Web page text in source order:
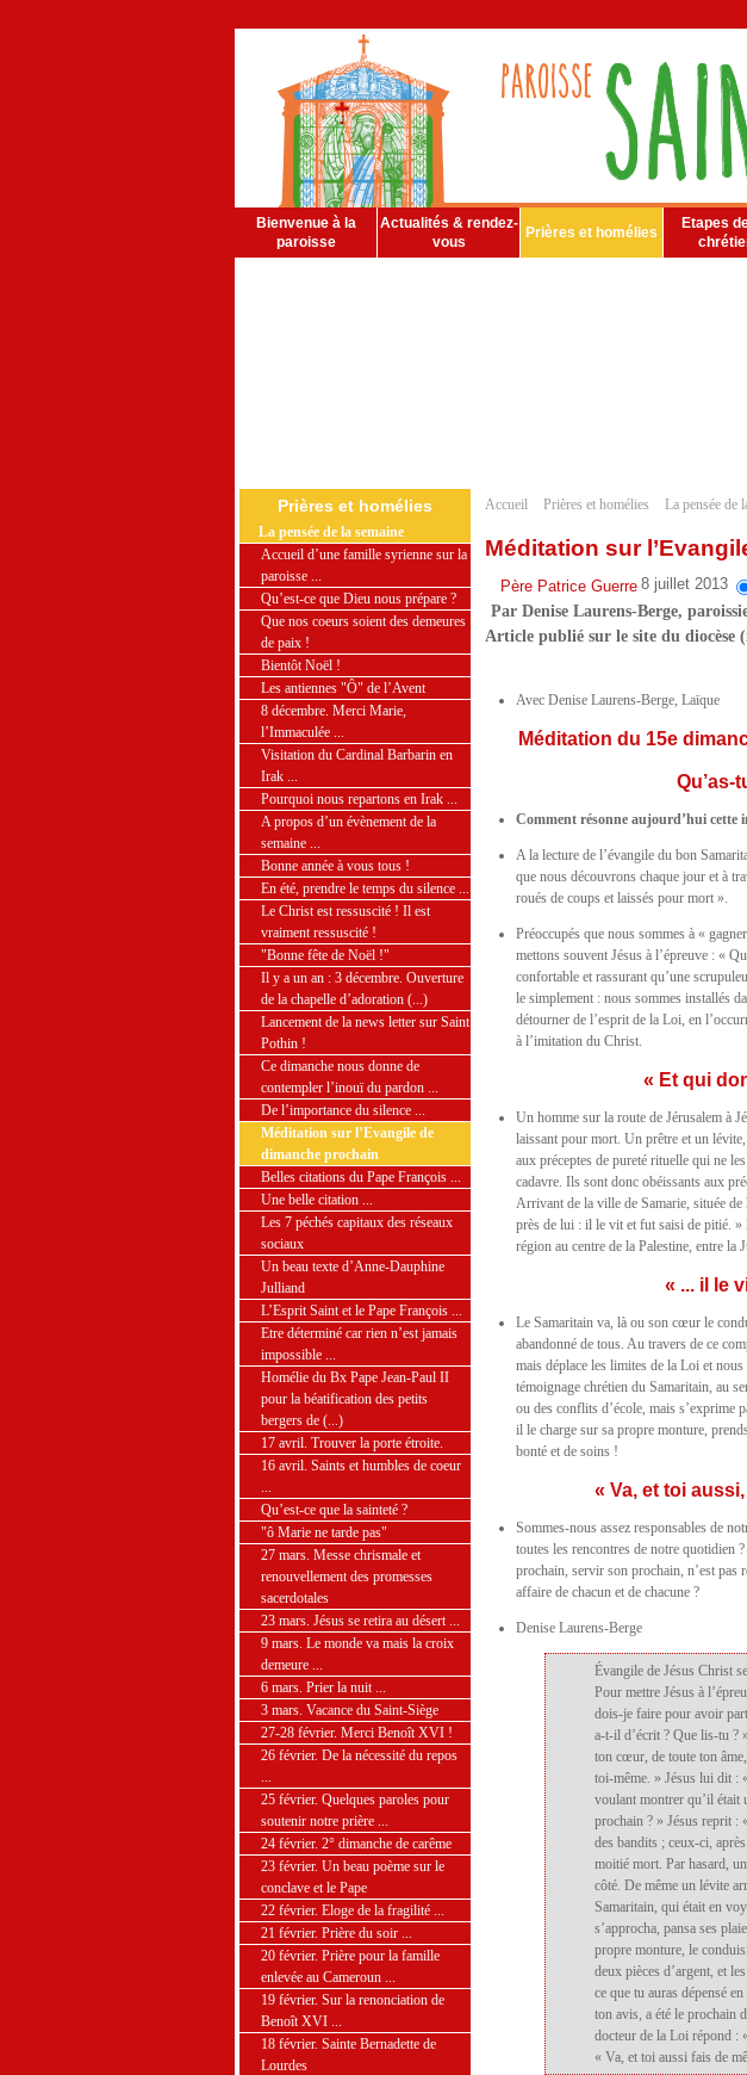
Bienvenue à la
paroisse
Actualités & rendez-
vous
Prières et homélies
Etapes
Accueil Prières et homélies La pensée de
Méditation sur
Père Patrice Guerre 8 juillet 2013
Par Denise Laurens-Berge,
Article publié sur le site du diocèse
Avec Denise Laurens-Berge, Laïque
Méditation du 15e
Qu’as-
Comment résonne aujourd’hui cette
A la lecture de l’évangile du bon
que nous découvrons chaque jour et à
roués de coups et laissés pour mort ».
Préoccupés que nous sommes à «
mettons souvent Jésus à l’épreuve : «
confortable et rassurant qu’une
le simplement : nous sommes installés
détourner de l’esprit de la Loi, en
à l’imitation du Christ.
« Et qui
Un homme sur la route de Jérusalem à
laissant pour mort. Un prêtre et un
aux préceptes de pureté rituelle qui ne
cadavre. Ils sont donc obéissants aux
Arrivant de la ville de Samarie, située
près de lui : il le vit et fut saisi de pitié. »
région au centre de la Palestine, entre la
« ... il le
Le Samaritain va, là ou son cœur le
abandonné de tous. Au travers de ce
mais déplace les limites de la Loi et
témoignage chrétien du Samaritain, au
ou des conflits d’école, mais s’exprime
il le charge sur sa propre monture,
bonté et de soins !
« Va, et toi
Sommes-nous assez responsables de
toutes les rencontres de notre quotidien
prochain, servir son prochain, n’est pas
affaire de chacun et de chacune ?
Denise Laurens-Berge
Évangile de Jésus Christ
Pour mettre Jésus à
dois-je faire pour avoir
a-t-il d’écrit ? Que lis-tu ?
ton cœur, de toute ton
toi-même. » Jésus lui dit :
voulant montrer qu’il était
prochain ? » Jésus reprit :
des bandits ; ceux-ci,
moitié mort. Par hasard,
côté. De même un lévite
Samaritain, qui était en
s’approcha, pansa ses
propre monture, le
deux pièces d’argent, et
ce que tu auras dépensé
ton avis, a été le prochain
docteur de la Loi répond :
« Va, et toi aussi fais de
Prières et homélies
La pensée de la semaine
Accueil d’une famille syrienne sur la
paroisse ...
Qu’est-ce que Dieu nous prépare ?
Que nos coeurs soient des demeures
de paix !
Bientôt Noël !
Les antiennes "Ô" de l’Avent
8 décembre. Merci Marie,
l’Immaculée ...
Visitation du Cardinal Barbarin en
Irak ...
Pourquoi nous repartons en Irak ...
A propos d’un évènement de la
semaine ...
Bonne année à vous tous !
En été, prendre le temps du silence ...
Le Christ est ressuscité ! Il est
vraiment ressuscité !
"Bonne fête de Noël !"
Il y a un an : 3 décembre. Ouverture
de la chapelle d’adoration (...)
Lancement de la news letter sur Saint
Pothin !
Ce dimanche nous donne de
contempler l’inouï du pardon ...
De l’importance du silence ...
Méditation sur l’Evangile de
dimanche prochain
Belles citations du Pape François ...
Une belle citation ...
Les 7 péchés capitaux des réseaux
sociaux
Un beau texte d’Anne-Dauphine
Julliand
L’Esprit Saint et le Pape François ...
Etre déterminé car rien n’est jamais
impossible ...
Homélie du Bx Pape Jean-Paul II
pour la béatification des petits
bergers de (...)
17 avril. Trouver la porte étroite.
16 avril. Saints et humbles de coeur
...
Qu’est-ce que la sainteté ?
"ô Marie ne tarde pas"
27 mars. Messe chrismale et
renouvellement des promesses
sacerdotales
23 mars. Jésus se retira au désert ...
9 mars. Le monde va mais la croix
demeure ...
6 mars. Prier la nuit ...
3 mars. Vacance du Saint-Siège
27-28 février. Merci Benoît XVI !
26 février. De la nécessité du repos
...
25 février. Quelques paroles pour
soutenir notre prière ...
24 février. 2° dimanche de carême
23 février. Un beau poème sur le
conclave et le Pape
22 février. Eloge de la fragilité ...
21 février. Prière du soir ...
20 février. Prière pour la famille
enlevée au Cameroun ...
19 février. Sur la renonciation de
Benoît XVI ...
18 février. Sainte Bernadette de
Lourdes